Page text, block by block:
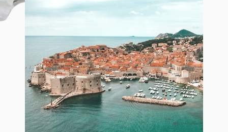
Prijavi se
Registriraj se
Zaboravljena lozinka?
Prijavi se
Nemate račun?Registrirajte se